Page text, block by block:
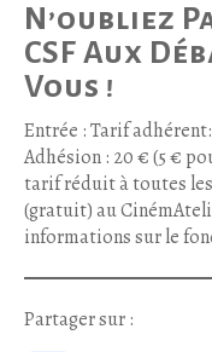
N’oubliez
CSF Aux
Vous !
Entrée : Tarif
Adhésion : 20 € (5 €
tarif réduit à toutes les
(gratuit) au
informations sur le
Partager sur :